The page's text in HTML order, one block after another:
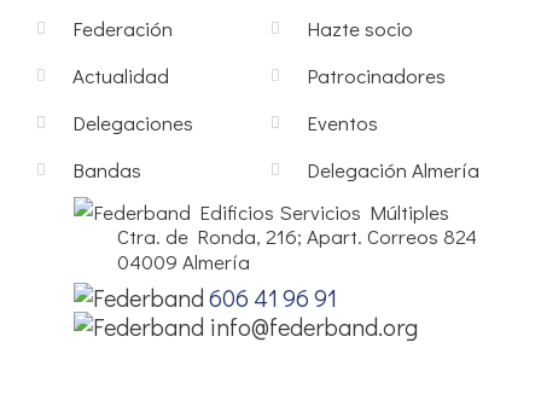
Federación
Actualidad
Delegaciones
Bandas
Hazte socio
Patrocinadores
Eventos
Delegación Almería
Edificios Servicios Múltiples
Ctra. de Ronda, 216; Apart. Correos 824
04009 Almería
606 41 96 91
info@federband.org